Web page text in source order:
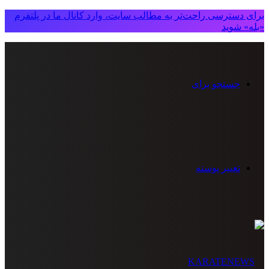
برای دسترسی راحت‌تر به مطالب سایت، وارد کانال ما در پلتفرم
«بله» شوید
جستجو برای
تغییر پوسته